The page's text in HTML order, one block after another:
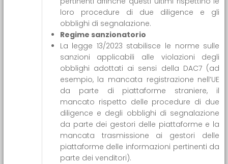
loro procedure di due diligence e gli
obblighi di segnalazione.
Regime sanzionatorio
La legge 13/2023 stabilisce le norme sulle
sanzioni applicabili alle violazioni degli
obblighi adottati ai sensi della DAC7 (ad
esempio, la mancata registrazione nell’UE
da parte di piattaforme straniere, il
mancato rispetto delle procedure di due
diligence e degli obblighi di segnalazione
da parte dei gestori delle piattaforme e la
mancata trasmissione ai gestori delle
piattaforme delle informazioni pertinenti da
parte dei venditori).